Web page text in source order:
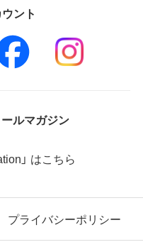
ント
ルマガジン
」 はこちら
プライバシーポリシー